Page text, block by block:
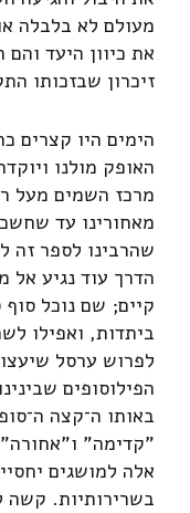
מעולם לא בלבלה
את כיוון היעד והם
זיכרון שבזכותו
הימים היו קצרים
האופק מולנו
מרכז השמים מעל
מאחורינו עד
שהרבינו לספר זה
הדרך עוד נגיע אל
קיים; שם נוכל סוף
ביתדות, ואפילו
לפרוש ערסל
הפילוסופים
באותו ה־קצה
"קדימה"
אלה למושגים
בשרירותיות. קשה